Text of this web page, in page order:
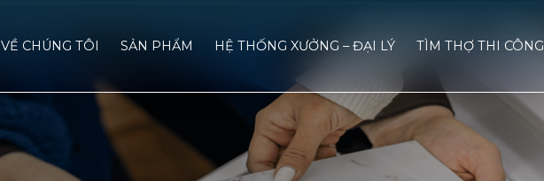
VỀ CHÚNG TÔI SẢN PHẨM HỆ THỐNG XƯỞNG – ĐẠI LÝ TÌM THỢ THI CÔNG